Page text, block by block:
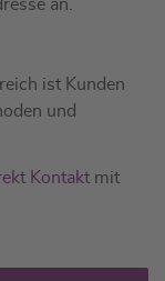
an.
ist Kunden
und
Kontakt mit